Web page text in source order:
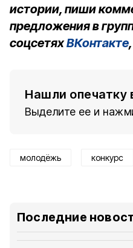
истории, пиши
предложения в
соцсетяхВКонтакте,
Нашли опечатку
Выделите ее и
молодёжь конкурс
Последние